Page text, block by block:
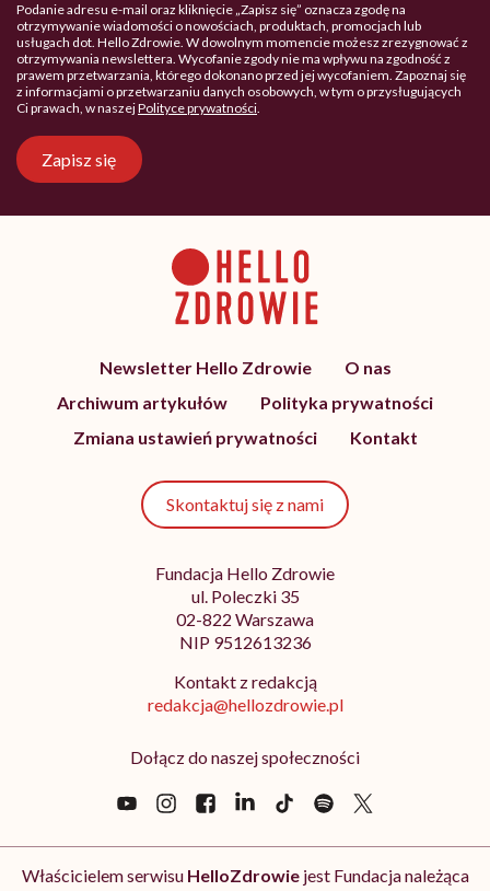
Podanie adresu e-mail oraz kliknięcie „Zapisz się” oznacza zgodę na
otrzymywanie wiadomości o nowościach, produktach, promocjach lub
usługach dot. Hello Zdrowie. W dowolnym momencie możesz zrezygnować z
otrzymywania newslettera. Wycofanie zgody nie ma wpływu na zgodność z
prawem przetwarzania, którego dokonano przed jej wycofaniem. Zapoznaj się
z informacjami o przetwarzaniu danych osobowych, w tym o przysługujących
Ci prawach, w naszejPolityce prywatności.
Zapisz się
Newsletter Hello Zdrowie
O nas
Archiwum artykułów
Polityka prywatności
Zmiana ustawień prywatności
Kontakt
Skontaktuj się z nami
Fundacja Hello Zdrowie
ul. Poleczki 35
02-822 Warszawa
NIP 9512613236
Kontakt z redakcją
redakcja@hellozdrowie.pl
Dołącz do naszej społeczności
Właścicielem serwisu HelloZdrowiejest Fundacja należąca